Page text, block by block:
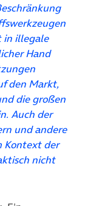
in illegale
Hand
den Markt,
die großen
Auch der
und andere
Kontext der
nicht